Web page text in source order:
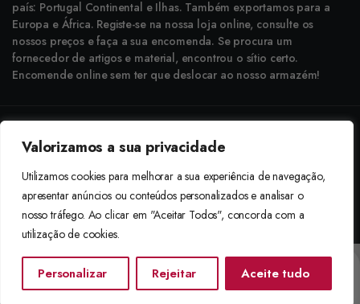
Valorizamos a sua privacidade
Utilizamos cookies para melhorar a sua experiência de navegação,
apresentar anúncios ou conteúdos personalizados e analisar o
nosso tráfego. Ao clicar em "Aceitar Todos", concorda com a
utilização de cookies.
Personalizar Rejeitar Aceite tudo
país: Portugal Continental e Ilhas. Também exportamos para a
Europa e África. Registe-se na nossa loja online, consulte os
nossos preços e faça a sua encomenda. Se procura um
fornecedor de artigos e material, encontrou o sítio certo.
Encomende online sem ter que deslocar ao nosso armazém!
Aceitamos: Transferência Bancária e Envio à Cobrança
Início Categorias Procurar Lista De Desejos Conta